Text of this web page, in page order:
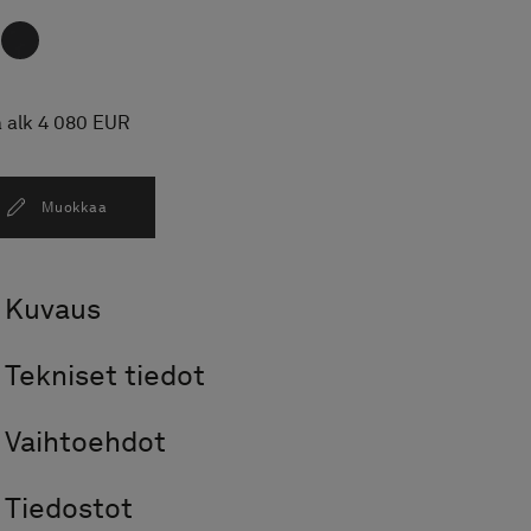
alk 4 080 EUR
Muokkaa
Kuvaus
Tekniset tiedot
Vaihtoehdot
Tiedostot